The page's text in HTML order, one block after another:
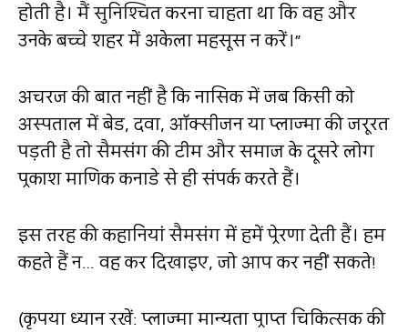
होती है। मैं सुनिश्चित करना चाहता था कि वह और
उनके बच्चे शहर में अकेला महसूस न करें।”
अचरज की बात नहीं है कि नासिक में जब किसी को
अस्पताल में बेड, दवा, ऑक्सीजन या प्लाज्मा की जरूरत
पड़ती है तो सैमसंग की टीम और समाज के दूसरे लोग
प्रकाश माणिक कनाडे से ही संपर्क करते हैं।
इस तरह की कहानियां सैमसंग में हमें प्रेरणा देती हैं। हम
कहते हैं न… वह कर दिखाइए, जो आप कर नहीं सकते!
(कृपया ध्यान रखें: प्लाज्मा मान्यता प्राप्त चिकित्सक की